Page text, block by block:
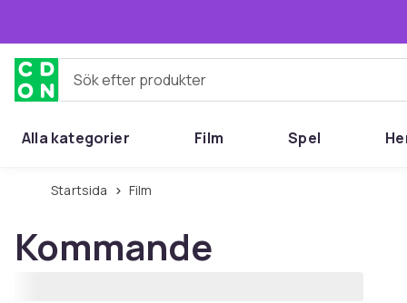
Sök efter produkter
Alla kategorier Film Spel
Startsida Film
Kommande